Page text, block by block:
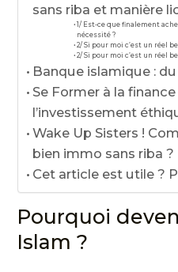
sans riba et manière
1/ Est-ce que finalement
nécessité ?
2/ Si pour moi c’est un réel
2/ Si pour moi c’est un réel
Banque islamique :
Se Former à la
l’investissement
Wake Up Sisters !
bien immo sans riba ?
Cet article est utile ?
Pourquoi
Islam ?